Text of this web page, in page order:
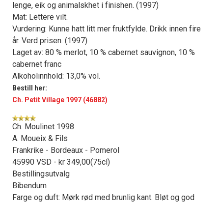
lenge, eik og animalskhet i finishen. (1997)
Mat: Lettere vilt.
Vurdering: Kunne hatt litt mer fruktfylde. Drikk innen fire
år. Verd prisen. (1997)
Laget av: 80 % merlot, 10 % cabernet sauvignon, 10 %
cabernet franc
Alkoholinnhold: 13,0% vol.
Bestill her:
Ch. Petit Village 1997 (46882)
Ch. Moulinet 1998
A. Moueix & Fils
Frankrike - Bordeaux - Pomerol
45990 VSD - kr 349,00(75cl)
Bestillingsutvalg
Bibendum
Farge og duft: Mørk rød med brunlig kant. Bløt og god